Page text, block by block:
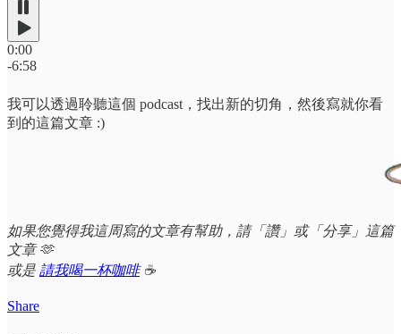
0:00
-6:58
我可以透過聆聽這個 podcast，找出新的切角，然後寫就你看
到的這篇文章 :)
如果您覺得我這周寫的文章有幫助，請「讚」或「分享」這篇
文章 🫶
或是 請我喝一杯咖啡☕
Share